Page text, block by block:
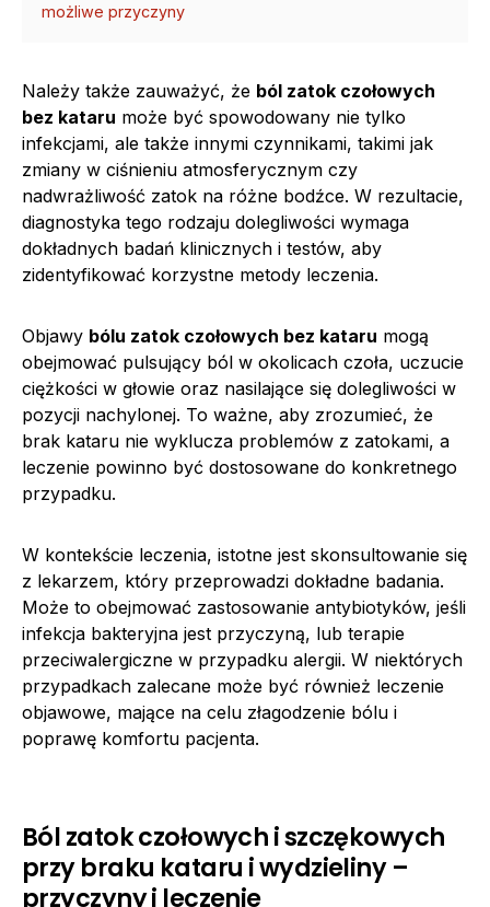
możliwe przyczyny
Należy także zauważyć, że ból zatok czołowych
bez kataru może być spowodowany nie tylko
infekcjami, ale także innymi czynnikami, takimi jak
zmiany w ciśnieniu atmosferycznym czy
nadwrażliwość zatok na różne bodźce. W rezultacie,
diagnostyka tego rodzaju dolegliwości wymaga
dokładnych badań klinicznych i testów, aby
zidentyfikować korzystne metody leczenia.
Objawy bólu zatok czołowych bez kataru mogą
obejmować pulsujący ból w okolicach czoła, uczucie
ciężkości w głowie oraz nasilające się dolegliwości w
pozycji nachylonej. To ważne, aby zrozumieć, że
brak kataru nie wyklucza problemów z zatokami, a
leczenie powinno być dostosowane do konkretnego
przypadku.
W kontekście leczenia, istotne jest skonsultowanie się
z lekarzem, który przeprowadzi dokładne badania.
Może to obejmować zastosowanie antybiotyków, jeśli
infekcja bakteryjna jest przyczyną, lub terapie
przeciwalergiczne w przypadku alergii. W niektórych
przypadkach zalecane może być również leczenie
objawowe, mające na celu złagodzenie bólu i
poprawę komfortu pacjenta.
Ból zatok czołowych i szczękowych
przy braku kataru i wydzieliny –
przyczyny i leczenie